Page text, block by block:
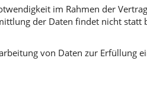
im Rahmen der
der Daten findet nicht statt
von Daten zur Erfüllung